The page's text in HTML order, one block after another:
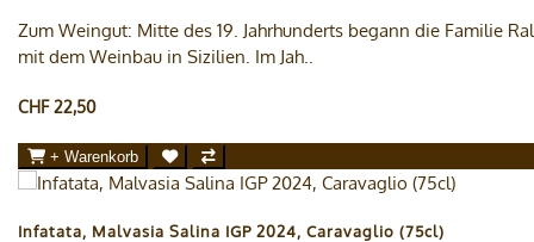
Zum Weingut: Mitte des 19. Jahrhunderts begann die Familie
mit dem Weinbau in Sizilien. Im Jah..
CHF 22,50
+ Warenkorb
Infatata, Malvasia Salina IGP 2024, Caravaglio (75cl)